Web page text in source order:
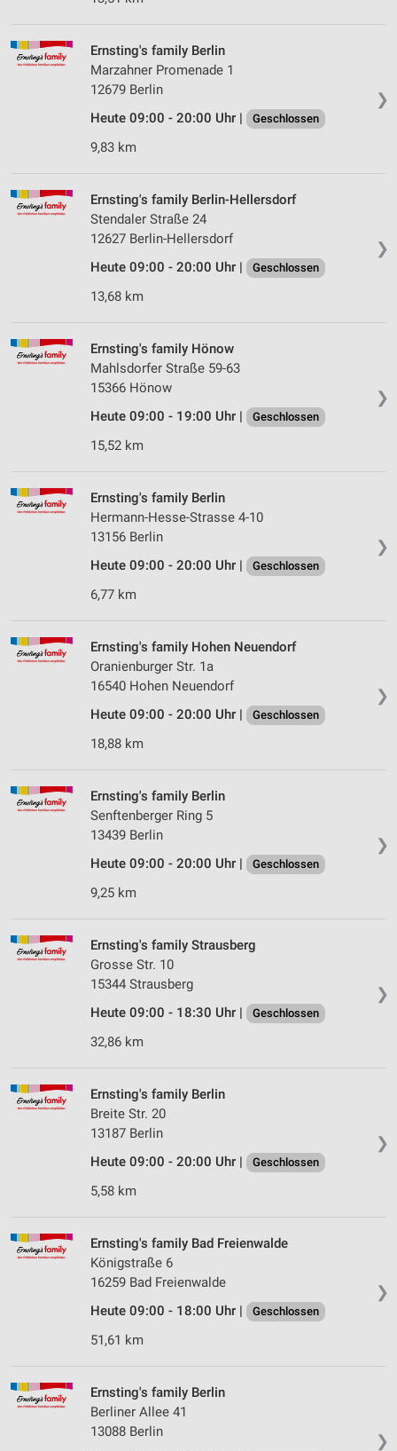
❯
Ernsting's family Berlin
Marzahner Promenade 1
12679 Berlin
Heute 09:00 - 20:00 Uhr |
Geschlossen
9,83 km
❯
Ernsting's family Berlin-Hellersdorf
Stendaler Straße 24
12627 Berlin-Hellersdorf
Heute 09:00 - 20:00 Uhr |
Geschlossen
13,68 km
❯
Ernsting's family Hönow
Mahlsdorfer Straße 59-63
15366 Hönow
Heute 09:00 - 19:00 Uhr |
Geschlossen
15,52 km
❯
Ernsting's family Berlin
Hermann-Hesse-Strasse 4-10
13156 Berlin
Heute 09:00 - 20:00 Uhr |
Geschlossen
6,77 km
❯
Ernsting's family Hohen Neuendorf
Oranienburger Str. 1a
16540 Hohen Neuendorf
Heute 09:00 - 20:00 Uhr |
Geschlossen
18,88 km
❯
Ernsting's family Berlin
Senftenberger Ring 5
13439 Berlin
Heute 09:00 - 20:00 Uhr |
Geschlossen
9,25 km
❯
Ernsting's family Strausberg
Grosse Str. 10
15344 Strausberg
Heute 09:00 - 18:30 Uhr |
Geschlossen
32,86 km
❯
Ernsting's family Berlin
Breite Str. 20
13187 Berlin
Heute 09:00 - 20:00 Uhr |
Geschlossen
5,58 km
❯
Ernsting's family Bad Freienwalde
Königstraße 6
16259 Bad Freienwalde
Heute 09:00 - 18:00 Uhr |
Geschlossen
51,61 km
❯
Ernsting's family Berlin
Berliner Allee 41
13088 Berlin